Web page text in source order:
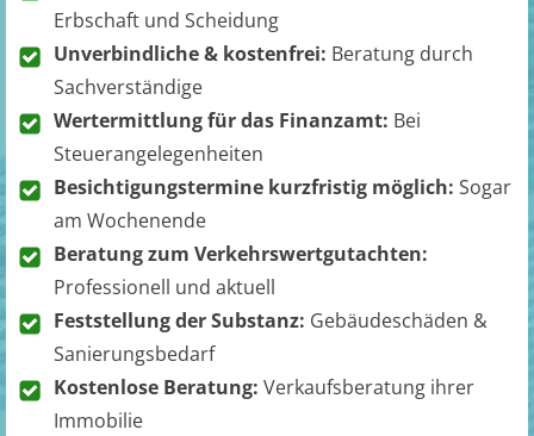
Erbschaft und Scheidung
Unverbindliche & kostenfrei: Beratung durch
Sachverständige
Wertermittlung für das Finanzamt: Bei
Steuerangelegenheiten
Besichtigungstermine kurzfristig möglich: Sogar
am Wochenende
Beratung zum Verkehrswertgutachten:
Professionell und aktuell
Feststellung der Substanz: Gebäudeschäden &
Sanierungsbedarf
Kostenlose Beratung: Verkaufsberatung ihrer
Immobilie